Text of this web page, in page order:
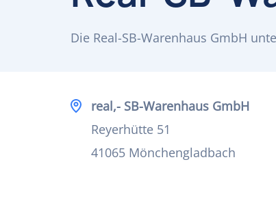
Die Real-SB-Warenhaus GmbH
real,- SB-Warenhaus GmbH
Reyerhütte 51
41065 Mönchengladbach